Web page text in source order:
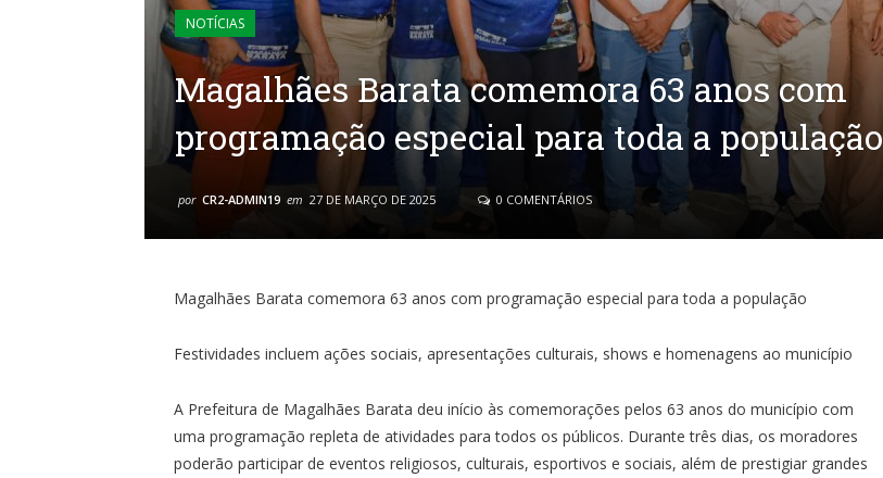
NOTÍCIAS
Magalhães Barata comemora 63 anos com
programação especial para toda a população
por CR2-ADMIN19 em 27 DE MARÇO DE 2025 0 COMENTÁRIOS
Magalhães Barata comemora 63 anos com programação especial para toda a população
Festividades incluem ações sociais, apresentações culturais, shows e homenagens ao município
A Prefeitura de Magalhães Barata deu início às comemorações pelos 63 anos do município com
uma programação repleta de atividades para todos os públicos. Durante três dias, os moradores
poderão participar de eventos religiosos, culturais, esportivos e sociais, além de prestigiar grandes